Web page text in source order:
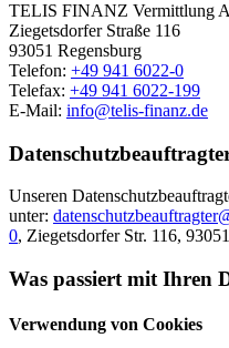
TELIS FINANZ Vermittlung
Ziegetsdorfer Straße 116
93051 Regensburg
Telefon: +49 941 6022-0
Telefax: +49 941 6022-199
E-Mail: info@telis-finanz.de
Unseren
unter:
0, Ziegetsdorfer Str. 116,
Was passiert mit Ihren
Verwendung von Cookies